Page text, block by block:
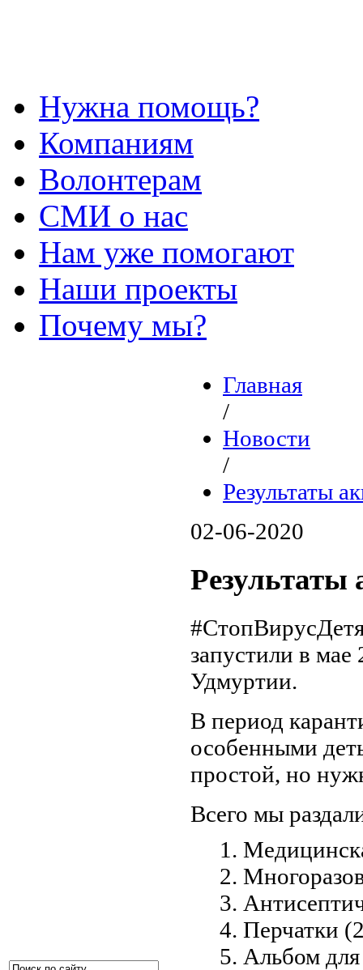
Нужна помощь?
Компаниям
Волонтерам
СМИ о нас
Нам уже помогают
Наши проекты
Почему мы?
Главная
/
Новости
/
Результаты
02-06-2020
запустили в мае
Удмуртии.
В период
особенными
простой, но
Всего мы
Перчатки
Альбом